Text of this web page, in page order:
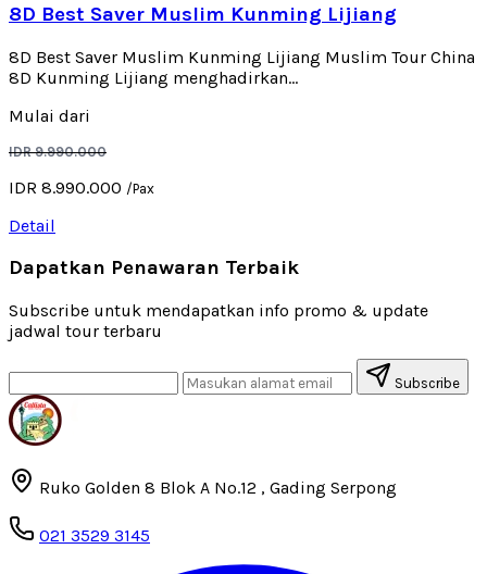
8D Best Saver Muslim Kunming Lijiang
8D Best Saver Muslim Kunming Lijiang Muslim Tour China
8D Kunming Lijiang menghadirkan...
Mulai dari
IDR 9.990.000
IDR 8.990.000 /Pax
Detail
Dapatkan Penawaran Terbaik
Subscribe untuk mendapatkan info promo & update
jadwal tour terbaru
Subscribe
Ruko Golden 8 Blok A No.12 , Gading Serpong
021 3529 3145